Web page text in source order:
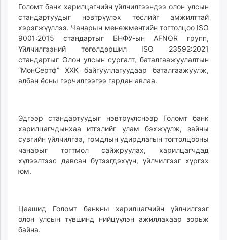
zarig.mn
today.mn
zuv.mn
mminfo.mn
urlag.mn
unen.mn
shuurhai.mn
unuudur.mn
isee.mn
mglradio.com
fact.mn
shuum.mn
times.mn
tvmongolia.mn
Голомт банк харилцагчийн үйлчилгээндээ олон улсын
стандартуудыг нэвтрүүлэх төслийг амжилттай
хэрэгжүүллээ. Чанарын менежментийн тогтолцоо ISO
9001:2015 стандартыг БНФУ-ын AFNOR групп,
Үйлчилгээний төгөлдөршил ISO 23592:2021
стандартыг Олон улсын сургалт, баталгаажуулалтын
“МонСертф” ХХК байгууллагуудаар баталгаажуулж,
албан ёсны гэрчилгээгээ гардан авлаа.
Эдгээр стандартуудыг нэвтрүүлснээр Голомт банк
харилцагчдынхаа итгэлийг улам бэхжүүлж, зайны
сувгийн үйлчилгээ, гомдлын удирдлагын тогтолцооны
чанарыг тогтмол сайжруулах, харилцагчдад
хүлээлтээс давсан бүтээгдэхүүн, үйлчилгээг хүргэх
юм.
Цаашид Голомт банкны харилцагчийн үйлчилгээг
олон улсын түвшинд нийцүүлэн ажиллахаар зорьж
байна.